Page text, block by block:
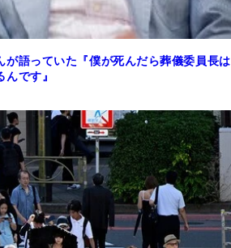
が語っていた『僕が死んだら葬儀委員長は
です』